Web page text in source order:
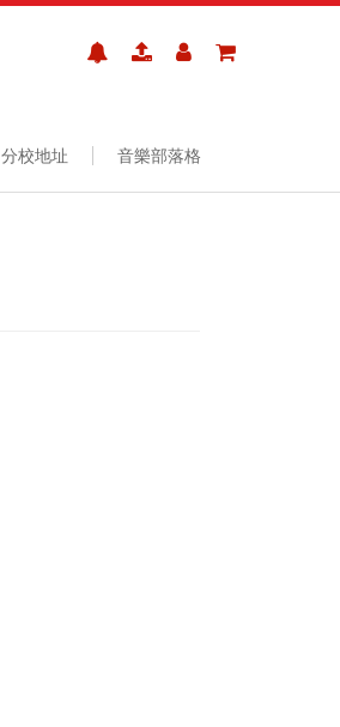
分校地址 音樂部落格